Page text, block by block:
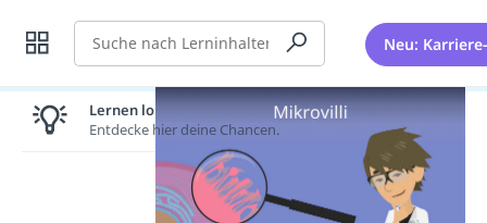
Suche Neu:
Lernen lohnt sich!
Entdecke hier deine Chancen.